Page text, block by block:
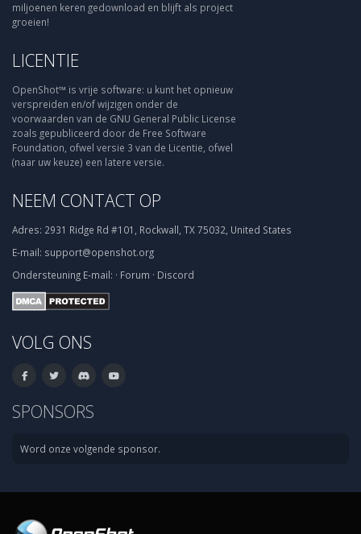
miljoenen keren gedownload en blijft als project
groeien!
LICENTIE
OpenShot™ is vrije software: u kunt het opnieuw
verspreiden en/of wijzigen onder de
voorwaarden van de GNU General Public License
zoals gepubliceerd door de Free Software
Foundation, ofwel versie 3 van de Licentie, ofwel
(naar uw keuze) een latere versie.
NEEM CONTACT OP
Adres: 2931 Ridge Rd #101, Rockwall, TX 75032, United States
E-mail: support@openshot.org
Ondersteuning E-mail: · Forum · Discord
VOLG ONS
SPONSORS
Word onze volgende sponsor.